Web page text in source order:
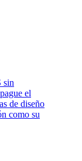
sin
el
de diseño
como su